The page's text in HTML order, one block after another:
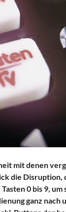
mit denen
die Disruption,
0 bis 9,
ganz